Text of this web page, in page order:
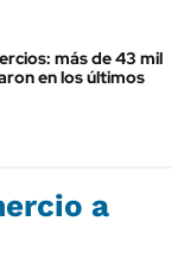
más de 43 mil
en los últimos
a